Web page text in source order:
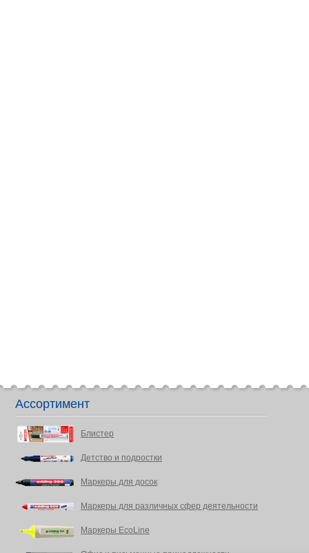
Ассортимент
Блистер
Детство и подростки
Маркеры для досок
Маркеры для различных сфер деятельности
Маркеры EcoLine